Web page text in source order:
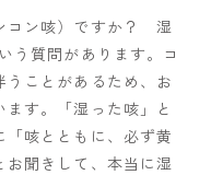
コン咳）ですか？ 湿
う質問があります。コ
ことがあるため、お
す。「湿った咳」と
咳とともに、必ず黄
聞きして、本当に湿